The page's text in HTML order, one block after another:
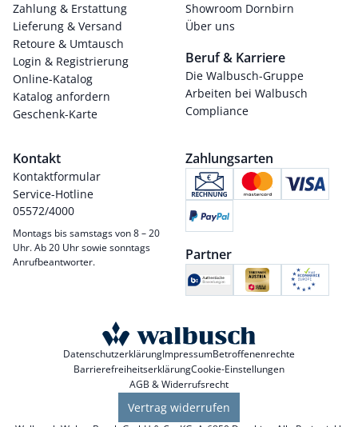
Zahlung & Erstattung
Lieferung & Versand
Retoure & Umtausch
Login & Registrierung
Online-Katalog
Katalog anfordern
Geschenk-Karte
Showroom Dornbirn
Über uns
Beruf & Karriere
Die Walbusch-Gruppe
Arbeiten bei Walbusch
Compliance
Kontakt
Kontaktformular
Service-Hotline
05572/4000
Montags bis samstags von 8 – 20
Uhr. Ab 20 Uhr sowie sonntags
Anrufbeantworter.
Zahlungsarten
Partner
DatenschutzerklärungImpressumBetroffenenrechte
BarrierefreiheitserklärungCookie-Einstellungen
AGB & Widerrufsrecht
Vertrag widerrufen